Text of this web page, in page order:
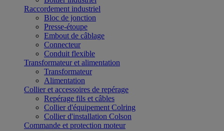
Raccordement industriel
Bloc de jonction
Presse-étoupe
Embout de câblage
Connecteur
Conduit flexible
Transformateur et alimentation
Transformateur
Alimentation
Collier et accessoires de repérage
Repérage fils et câbles
Collier d'équipement Colring
Collier d'installation Colson
Commande et protection moteur